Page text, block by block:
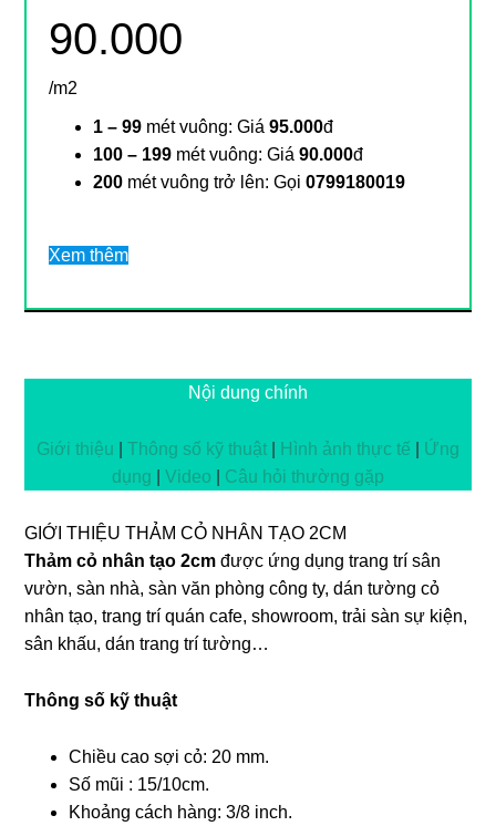
90.000
/m2
1 – 99 mét vuông: Giá95.000đ
100 – 199 mét vuông: Giá90.000đ
200 mét vuông trở lên: Gọi0799180019
Xem thêm
Nội dung chính
Giới thiệu Thông số kỹ thuật Hình ảnh thực tế
Ứng
dụng
Video Câu hỏi thường gặp
GIỚI THIỆU THẢM CỎ NHÂN TẠO 2CM
Thảm cỏ nhân tạo 2cm được ứng dụng trang trí sân
vườn, sàn nhà, sàn văn phòng công ty, dán tường cỏ
nhân tạo, trang trí quán cafe, showroom, trải sàn sự kiện,
sân khấu, dán trang trí tường…
Thông số kỹ thuật
Chiều cao sợi cỏ: 20 mm.
Số mũi : 15/10cm.
Khoảng cách hàng: 3/8 inch.